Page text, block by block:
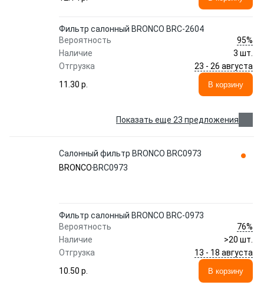
Фильтр салонный BRONCO BRC-2604
Вероятность
95%
Наличие
3 шт.
Отгрузка
23 - 26 августа
11.30 p.
В корзину
Показать еще 23 предложения
Салонный фильтр BRONCO BRC0973
BRONCO BRC0973
Фильтр салонный BRONCO BRC-0973
Вероятность
76%
Наличие
>20 шт.
Отгрузка
13 - 18 августа
10.50 p.
В корзину